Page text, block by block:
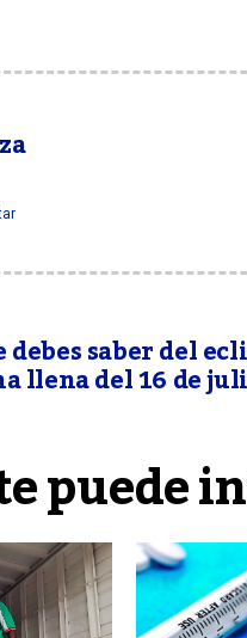
debes saber del
llena del 16 de
puede